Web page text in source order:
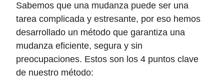
Sabemos que una mudanza puede ser una
tarea complicada y estresante, por eso hemos
desarrollado un método que garantiza una
mudanza eficiente, segura y sin
preocupaciones. Estos son los 4 puntos clave
de nuestro método: